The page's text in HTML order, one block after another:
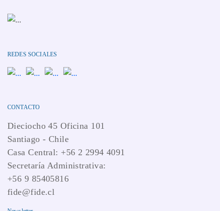
REDES SOCIALES
CONTACTO
Dieciocho 45 Oficina 101
Santiago - Chile
Casa Central: +56 2 2994 4091
Secretaría Administrativa:
+56 9 85405816
fide@fide.cl